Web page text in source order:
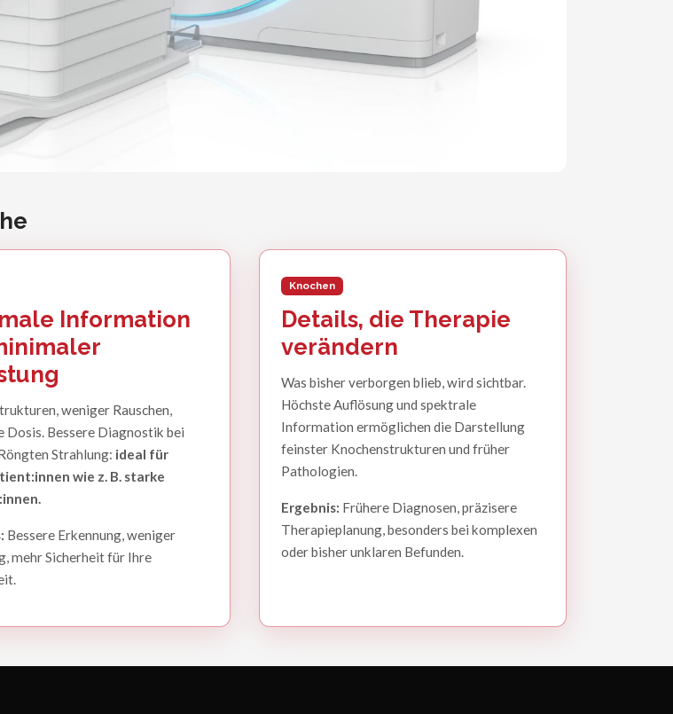
Information
weniger Rauschen,
Dosis. Bessere Diagnostik bei
Strahlung: ideal für
wie z. B. starke
Bessere Erkennung, weniger
mehr Sicherheit für Ihre
Knochen
Details, die Therapie
verändern
Was bisher verborgen blieb, wird sichtbar.
Höchste Auflösung und spektrale
Information ermöglichen die Darstellung
feinster Knochenstrukturen und früher
Pathologien.
Ergebnis: Frühere Diagnosen, präzisere
Therapieplanung, besonders bei komplexen
oder bisher unklaren Befunden.